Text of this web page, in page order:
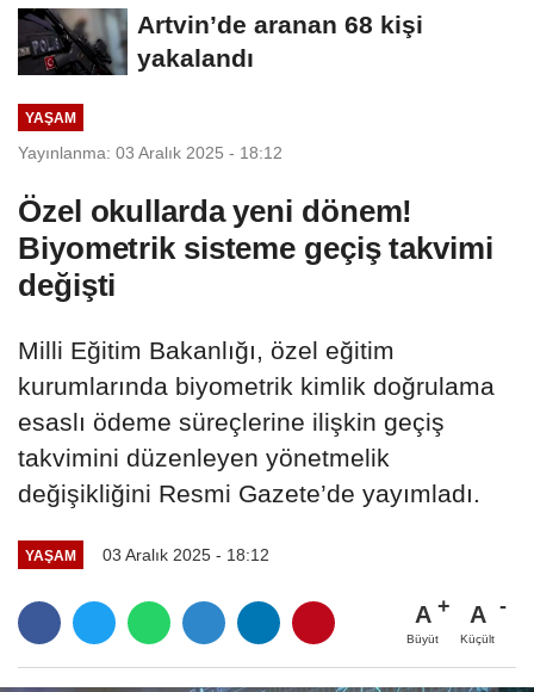
Artvin’de aranan 68 kişi
yakalandı
YAŞAM
Yayınlanma: 03 Aralık 2025 - 18:12
Özel okullarda yeni dönem!
Biyometrik sisteme geçiş takvimi
değişti
Milli Eğitim Bakanlığı, özel eğitim
kurumlarında biyometrik kimlik doğrulama
esaslı ödeme süreçlerine ilişkin geçiş
takvimini düzenleyen yönetmelik
değişikliğini Resmi Gazete’de yayımladı.
YAŞAM 03 Aralık 2025 - 18:12
A
Büyüt
A
Küçült